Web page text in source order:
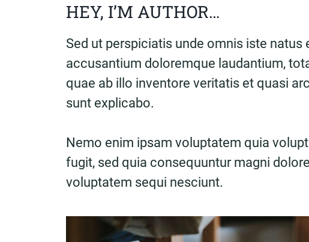
HEY, I’M AUTHOR…
Sed ut perspiciatis unde omnis iste natus
accusantium doloremque laudantium,
quae ab illo inventore veritatis et quasi
sunt explicabo.
Nemo enim ipsam voluptatem quia
fugit, sed quia consequuntur magni
voluptatem sequi nesciunt.